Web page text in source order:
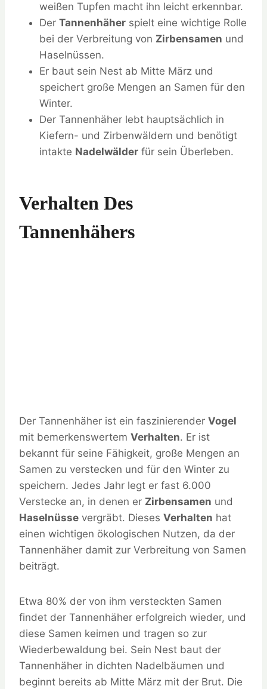
weißen Tupfen macht ihn leicht erkennbar.
Der Tannenhäher spielt eine wichtige Rolle
bei der Verbreitung von Zirbensamen und
Haselnüssen.
Er baut sein Nest ab Mitte März und
speichert große Mengen an Samen für den
Winter.
Der Tannenhäher lebt hauptsächlich in
Kiefern- und Zirbenwäldern und benötigt
intakte Nadelwälder für sein Überleben.
Verhalten Des
Tannenhähers
Der Tannenhäher ist ein faszinierender Vogel
mit bemerkenswertem Verhalten. Er ist
bekannt für seine Fähigkeit, große Mengen an
Samen zu verstecken und für den Winter zu
speichern. Jedes Jahr legt er fast 6.000
Verstecke an, in denen er Zirbensamen und
Haselnüsse vergräbt. Dieses Verhalten hat
einen wichtigen ökologischen Nutzen, da der
Tannenhäher damit zur Verbreitung von Samen
beiträgt.
Etwa 80% der von ihm versteckten Samen
findet der Tannenhäher erfolgreich wieder, und
diese Samen keimen und tragen so zur
Wiederbewaldung bei. Sein Nest baut der
Tannenhäher in dichten Nadelbäumen und
beginnt bereits ab Mitte März mit der Brut. Die